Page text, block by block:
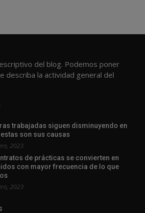
del blog. Podemos poner
describa la actividad general del
trabajadas siguen disminuyendo en
estas son sus causas
2023
de prácticas se convierten en
con mayor frecuencia de lo que
2023